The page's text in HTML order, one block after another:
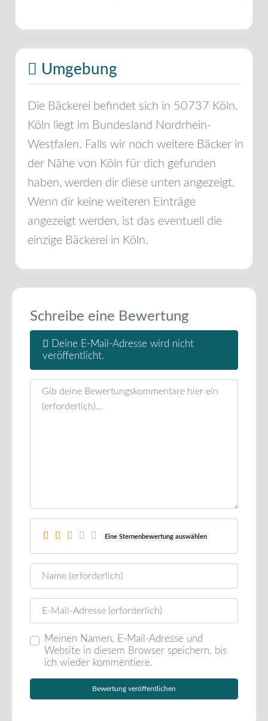
Umgebung
Die Bäckerei befindet sich in 50737 Köln.
Köln liegt im Bundesland Nordrhein-
Westfalen. Falls wir noch weitere Bäcker in
der Nähe von Köln für dich gefunden
haben, werden dir diese unten angezeigt.
Wenn dir keine weiteren Einträge
angezeigt werden, ist das eventuell die
einzige Bäckerei in Köln.
Schreibe eine Bewertung
Deine E-Mail-Adresse wird nicht
veröffentlicht.
Rezensionstext
Eine Sternenbewertung auswählen
Name
E-Mail
Meinen Namen, E-Mail-Adresse und
Website in diesem Browser speichern, bis
ich wieder kommentiere.